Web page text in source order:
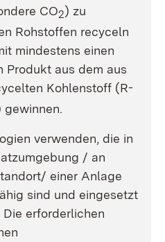
CO2) zu
Rohstoffen recyceln
mindestens einen
Produkt aus dem aus
Kohlenstoff (R-
gewinnen.
verwenden, die in
/ an
einer Anlage
sind und eingesetzt
Die erforderlichen